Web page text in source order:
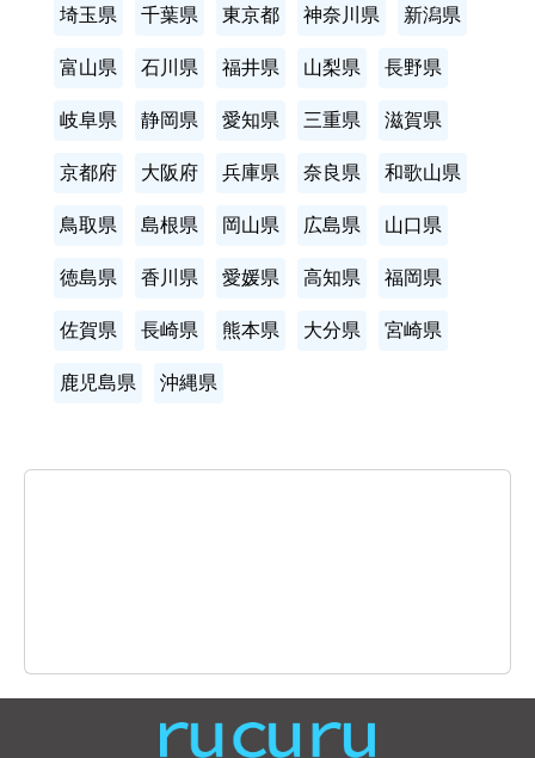
埼玉県 千葉県 東京都 神奈川県 新潟県
富山県 石川県 福井県 山梨県 長野県
岐阜県 静岡県 愛知県 三重県 滋賀県
京都府 大阪府 兵庫県 奈良県 和歌山県
鳥取県 島根県 岡山県 広島県 山口県
徳島県 香川県 愛媛県 高知県 福岡県
佐賀県 長崎県 熊本県 大分県 宮崎県
鹿児島県 沖縄県